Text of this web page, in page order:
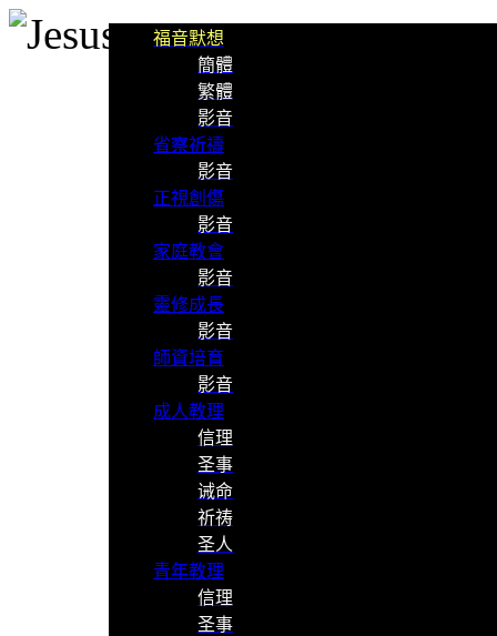
福音默想
簡體
繁體
影音
省察祈禱
影音
正視創傷
影音
家庭教會
影音
靈修成長
影音
師資培育
影音
成人教理
信理
圣事
诫命
祈祷
圣人
青年教理
信理
圣事